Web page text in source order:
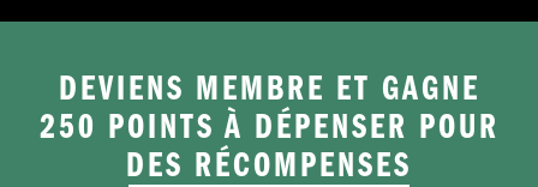
DEVIENS MEMBRE ET GAGNE
250 POINTS À DÉPENSER POUR
DES RÉCOMPENSES